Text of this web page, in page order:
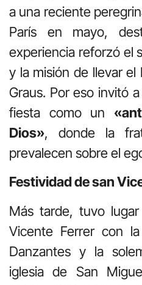
a una reciente
París en mayo,
experiencia reforzó el
y la misión de llevar el
Graus. Por eso invitó
fiesta como un
Dios», donde la
prevalecen sobre el
Festividad de san
Más tarde, tuvo
Vicente Ferrer con
Danzantes y la
iglesia de San